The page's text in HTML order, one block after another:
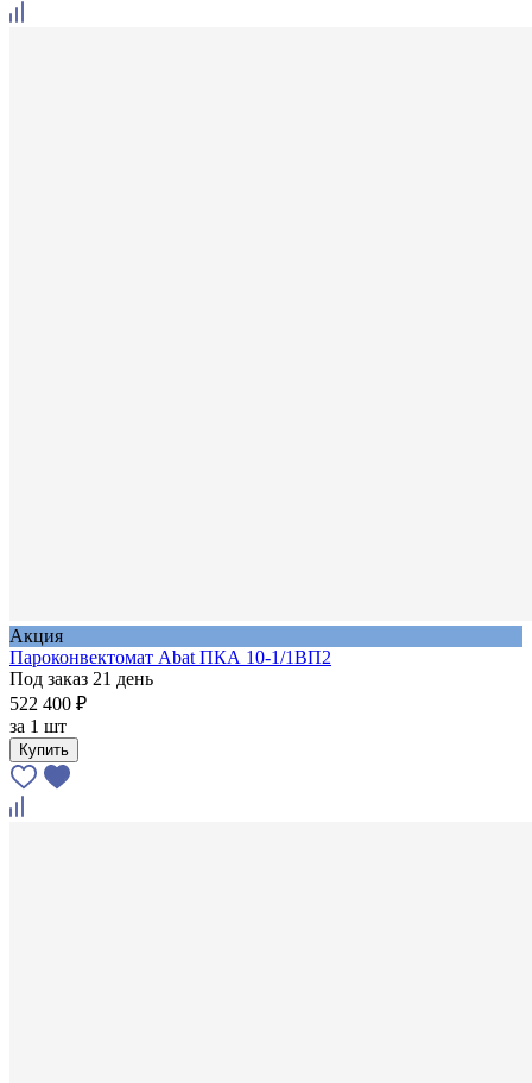
Акция
Пароконвектомат Abat ПКА 10-1/1ВП2
Под заказ 21 день
522 400 ₽
за 1 шт
Купить